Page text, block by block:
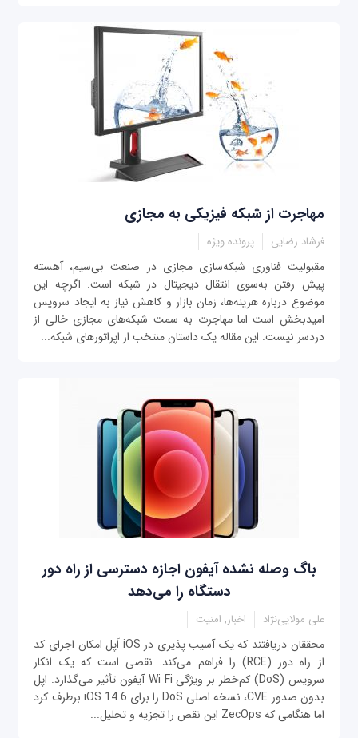
مهاجرت از شبکه فیزیکی به مجازی
فرشاد رضایی پرونده ویژه
مقبولیت فناوری شبکه‌سازی مجازی در صنعت بی‌سیم، آهسته
پیش رفتن به‌سوی انتقال دیجیتال در شبکه است. اگرچه این
موضوع درباره هزینه‌ها، زمان بازار و کاهش نیاز به ایجاد سرویس
امیدبخش است اما مهاجرت به سمت شبکه‌های مجازی خالی از
دردسر نیست. این مقاله یک داستان منتخب از اپراتورهای شبکه...
باگ وصله نشده آیفون اجازه دسترسی از راه دور
دستگاه را می‌دهد
علی مولایی‌نژاد اخبار, امنیت
محققان دریافتند که یک آسیب پذیری در iOS اَپل امکان اجرای کد
از راه دور (RCE) را فراهم می‌کند. نقصی است که یک انکار
سرویس (DoS) کم‌خطر بر ویژگی Wi Fi آیفون تأثیر می‌گذارد. اپل
بدون صدور CVE، نسخه اصلی DoS را برای iOS 14.6 برطرف کرد
اما هنگامی که ZecOps این نقص را تجزیه و تحلیل...